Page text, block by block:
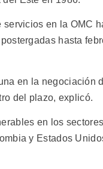
en la OMC
hasta
en la negociación
del plazo, explicó.
en los
y Estados